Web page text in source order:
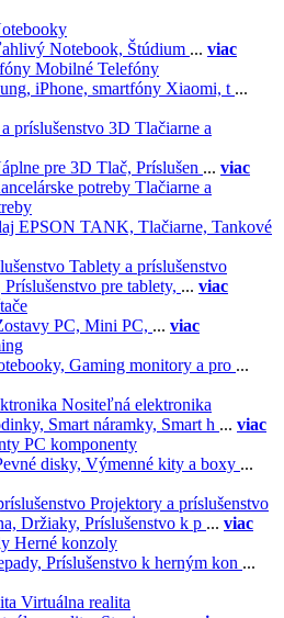
Notebook, Štúdium ... viac
Mobilné Telefóny
iPhone, smartfóny Xiaomi, t ...
3D Tlačiarne a
pre 3D Tlač, Príslušen ... viac
Tlačiarne a
EPSON TANK, Tlačiarne, Tankové
Tablety a príslušenstvo
Príslušenstvo pre tablety, ... viac
PC, Mini PC, ... viac
Gaming monitory a pro ...
Nositeľná elektronika
Smart náramky, Smart h ... viac
PC komponenty
disky, Výmenné kity a boxy ...
Projektory a príslušenstvo
Držiaky, Príslušenstvo k p ... viac
Herné konzoly
Príslušenstvo k herným kon ...
Virtuálna realita